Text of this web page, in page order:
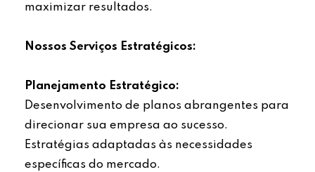
maximizar resultados.
Nossos Serviços Estratégicos:
Planejamento Estratégico:
Desenvolvimento de planos abrangentes para
direcionar sua empresa ao sucesso.
Estratégias adaptadas às necessidades
específicas do mercado.